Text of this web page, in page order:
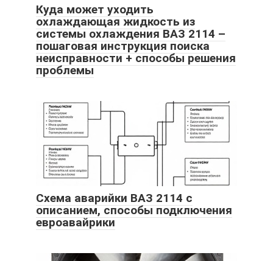
Куда может уходить
охлаждающая жидкость из
системы охлаждения ВАЗ 2114 –
пошаговая инструкция поиска
неисправности + способы решения
проблемы
Схема аварийки ВАЗ 2114 с
описанием, способы подключения
евроавайрики